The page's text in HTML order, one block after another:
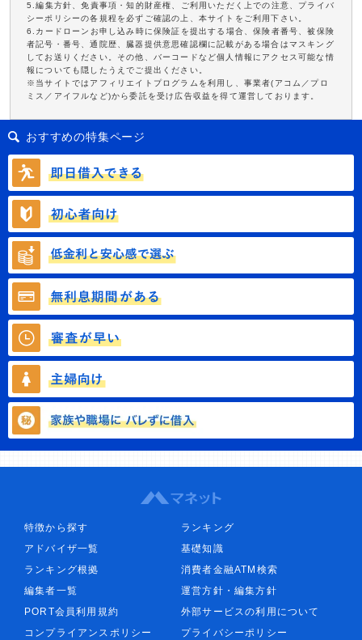
5.編集方針、免責事項・知的財産権、ご利用いただく上での注意、プライバ
シーポリシーの各規程を必ずご確認の上、本サイトをご利用下さい。
6.カードローンお申し込み時に保険証を提出する場合、保険者番号、被保険
者記号・番号、通院歴、臓器提供意思確認欄に記載がある場合はマスキング
してお送りください。その他、バーコードなど個人情報にアクセス可能な情
報についても隠したうえでご提出ください。
※当サイトではアフィリエイトプログラムを利用し、事業者(アコム／プロ
ミス／アイフルなど)から委託を受け広告収益を得て運営しております。
おすすめの特集ページ
特徴から探す
ランキング
アドバイザ一覧
基礎知識
ランキング根拠
消費者金融ATM検索
編集者一覧
運営方針・編集方針
PORT会員利用規約
外部サービスの利用について
コンプライアンスポリシー
プライバシーポリシー